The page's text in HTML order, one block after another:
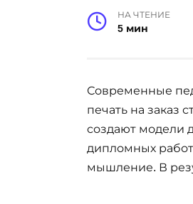
НА ЧТЕНИЕ
5 мин
Современные
печать на заказ
создают модели
дипломных
мышление. В